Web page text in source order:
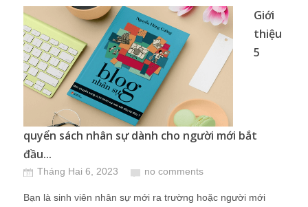
Giới
thiệu
5
quyển sách nhân sự dành cho người mới bắt
đầu...
Tháng Hai 6, 2023 no comments
Bạn là sinh viên nhân sự mới ra trường hoặc người mới